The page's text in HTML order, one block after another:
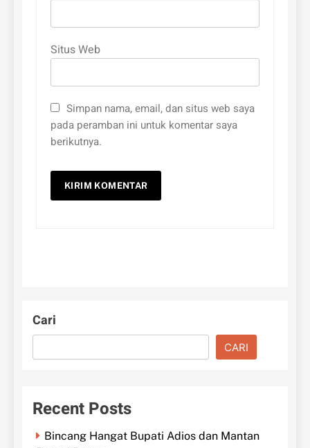
Situs Web
Simpan nama, email, dan situs web saya
pada peramban ini untuk komentar saya
berikutnya.
Cari
CARI
Recent Posts
Bincang Hangat Bupati Adios dan Mantan